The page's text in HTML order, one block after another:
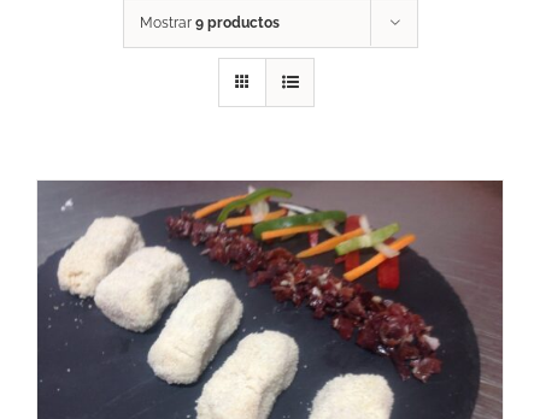
Mostrar 9 productos